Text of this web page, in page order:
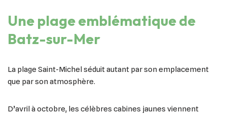
Une plage emblématique de
Batz-sur-Mer
La plage Saint-Michel séduit autant par son emplacement
que par son atmosphère.
D’avril à octobre, les célèbres cabines jaunes viennent